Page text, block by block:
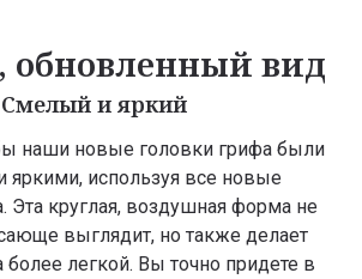
обновленный вид
Смелый и яркий
наши новые головки грифа были
используя все новые
Эта круглая, воздушная форма не
выглядит, но также делает
более легкой. Вы точно придете в